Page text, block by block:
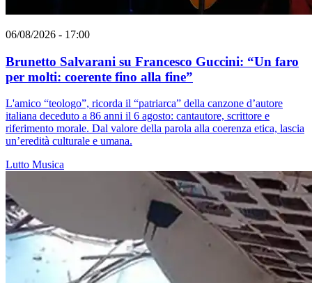
06/08/2026 - 17:00
Brunetto Salvarani su Francesco Guccini: “Un faro
per molti: coerente fino alla fine”
L'amico “teologo”, ricorda il “patriarca” della canzone d’autore
italiana deceduto a 86 anni il 6 agosto: cantautore, scrittore e
riferimento morale. Dal valore della parola alla coerenza etica, lascia
un’eredità culturale e umana.
Lutto Musica